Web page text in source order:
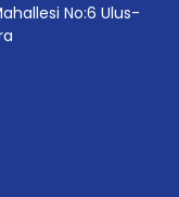
No:6 Ulus-